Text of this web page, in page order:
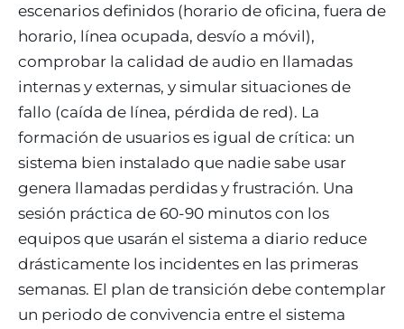
escenarios definidos (horario de oficina, fuera de
horario, línea ocupada, desvío a móvil),
comprobar la calidad de audio en llamadas
internas y externas, y simular situaciones de
fallo (caída de línea, pérdida de red). La
formación de usuarios es igual de crítica: un
sistema bien instalado que nadie sabe usar
genera llamadas perdidas y frustración. Una
sesión práctica de 60-90 minutos con los
equipos que usarán el sistema a diario reduce
drásticamente los incidentes en las primeras
semanas. El plan de transición debe contemplar
un periodo de convivencia entre el sistema